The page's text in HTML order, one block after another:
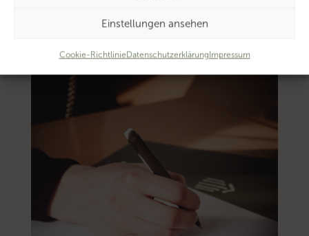
Einstellungen ansehen
Cookie-RichtlinieDatenschutzerklärungImpressum